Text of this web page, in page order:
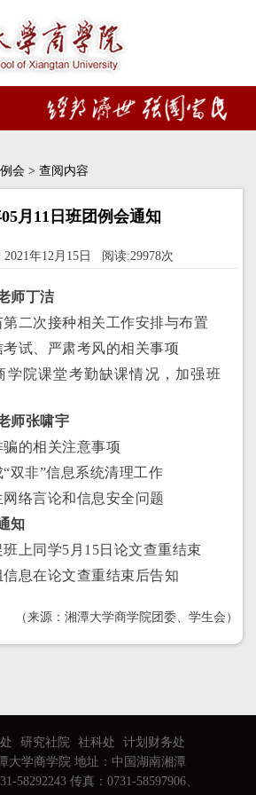
会 > 查阅内容
月11日班团例会通知
2021年12月15日 阅读:29978次
师丁洁
第二次接种相关工作安排与布置
考试、严肃考风的相关事项
学院课堂考勤缺课情况，加强班
师张啸宇
的相关注意事项
双非”信息系统清理工作
络言论和信息安全问题
知
上同学5月15日论文查重结束
信息在论文查重结束后告知
（来源：湘潭大学商学院团委、学生会）
研究社院 社科处
计划财务处
大学商学院 地址：中国湖南湘潭
58292243 传真：0731-58597906、